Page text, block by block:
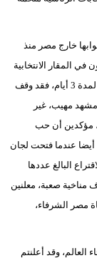
خارج مصر منذ
المقار الانتخابية
في 139 لجنة في 124 دولة حول العالم، واستمر توافدهم لمدة 3 أيام، فقد وقف
مشهد مهيب، غير
مؤكدين أن حب
أيضا عندما فتحت لجان
البالغ عددها
مناخية صعبة، معلنين
مصر الشرفاء،
وقد أعلنتم